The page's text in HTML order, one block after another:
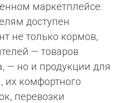
маркетплейсе.
доступен
не только кормов,
— товаров
— но и продукции для
их комфортного
перевозки